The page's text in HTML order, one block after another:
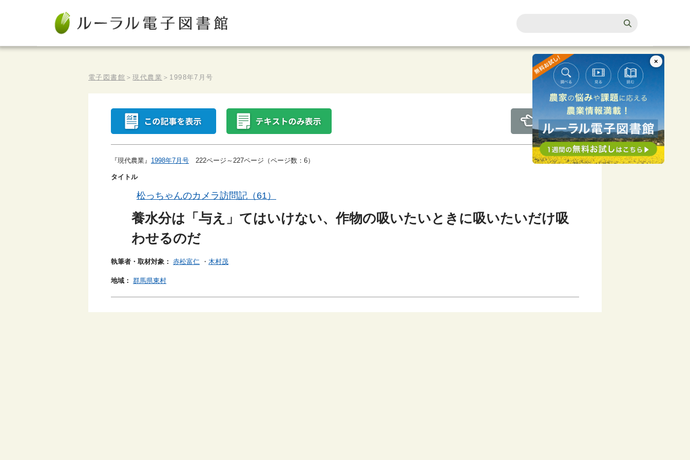
電子図書館 ＞現代農業 ＞ 1998年7月号
『現代農業』 1998年7月号 222ページ～227ページ（ページ数：6）
タイトル
松っちゃんのカメラ訪問記（61）
養水分は「与え」てはいけない、作物の吸いたいときに吸いたいだけ吸
わせるのだ
執筆者・取材対象： 赤松富仁 ・ 木村茂
地域： 群馬県東村
×